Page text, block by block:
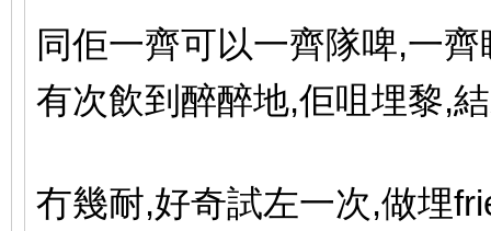
同佢一齊可以一齊隊啤,一齊
有次飲到醉醉地,佢咀埋黎,
冇幾耐,好奇試左一次,做埋